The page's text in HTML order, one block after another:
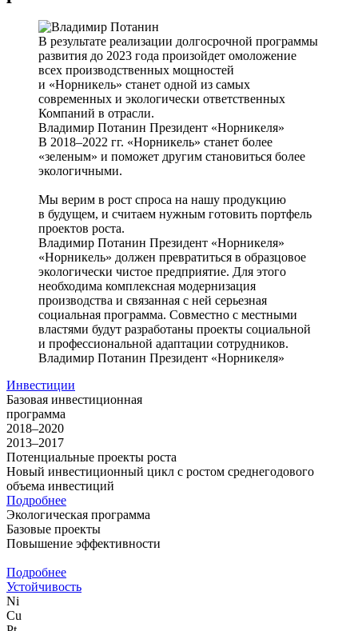
В результате реализации долгосрочной программы
развития до 2023 года произойдет омоложение
всех производственных мощностей
и «Норникель» станет одной из самых
современных и экологически ответственных
Компаний в отрасли.
Владимир Потанин Президент «Норникеля»
В 2018–2022 гг. «Норникель» станет более
«зеленым» и поможет другим становиться более
экологичными.
Мы верим в рост спроса на нашу продукцию
в будущем, и считаем нужным готовить портфель
проектов роста.
Владимир Потанин Президент «Норникеля»
«Норникель» должен превратиться в образцовое
экологически чистое предприятие. Для этого
необходима комплексная модернизация
производства и связанная с ней серьезная
социальная программа. Совместно с местными
властями будут разработаны проекты социальной
и профессиональной адаптации сотрудников.
Владимир Потанин Президент «Норникеля»
Инвестиции
Базовая инвестиционная
программа
2018–2020
2013–2017
Потенциальные проекты роста
Новый инвестиционный цикл с ростом среднегодового
объема инвестиций
Подробнее
Экологическая программа
Базовые проекты
Повышение эффективности
Подробнее
Устойчивость
Ni
Cu